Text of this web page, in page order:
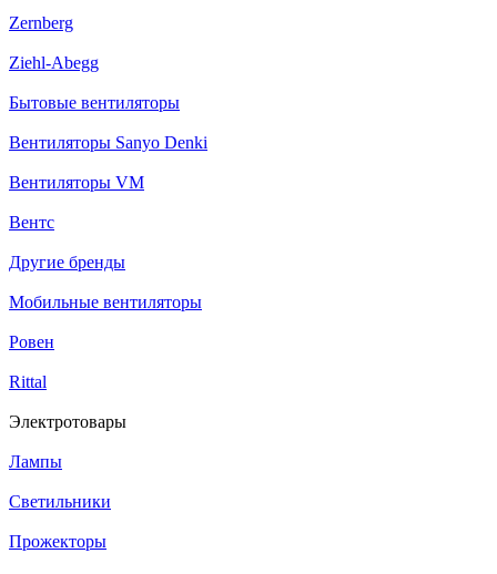
Zernberg
Ziehl-Abegg
Бытовые вентиляторы
Вентиляторы Sanyo Denki
Вентиляторы VM
Вентс
Другие бренды
Мобильные вентиляторы
Ровен
Rittal
Электротовары
Лампы
Светильники
Прожекторы